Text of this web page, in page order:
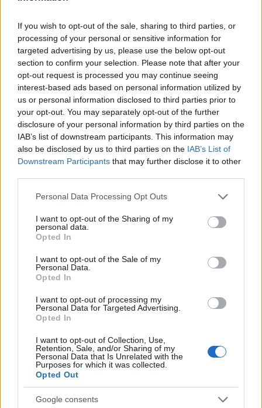
If you wish to opt-out of the sale, sharing to third parties, or
processing of your personal or sensitive information for
targeted advertising by us, please use the below opt-out
section to confirm your selection. Please note that after your
opt-out request is processed you may continue seeing
interest-based ads based on personal information utilized by
us or personal information disclosed to third parties prior to
your opt-out. You may separately opt-out of the further
disclosure of your personal information by third parties on the
IAB’s list of downstream participants. This information may
also be disclosed by us to third parties on the IAB’s List of
Downstream Participants that may further disclose it to other
Please note that this website/app uses one or more Google
not limited to your visit or usage behaviour. You may click to
grant or deny consent to Google and its third-party tags to
use your data for below specified purposes in below Google
consent section.
Personal Data Processing Opt Outs
I want to opt-out of the Sharing of my
personal data.
Opted In
I want to opt-out of the Sale of my
Personal Data.
Opted In
I want to opt-out of processing my
Personal Data for Targeted Advertising.
Opted In
I want to opt-out of Collection, Use,
Retention, Sale, and/or Sharing of my
Personal Data that Is Unrelated with the
Purposes for which it was collected.
Opted Out
Google consents
Notizie in tempo reale?
Entra nel canale telegram di
GalluraOggi.it
Ricevi le nostre ultime news
daGoogle News
Condividi l'articolo
F
a
ce
b
o
o
k
T
w
it
te
r
n
re
h
s
p
p
h
re
Prossimo articolo
NOTIZIE RECENTI
“Sul filo del discorso”: sold out ad Olbia per il
reading su Atzeni